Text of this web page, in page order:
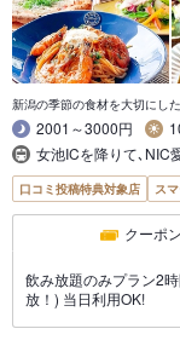
新潟の季節の食材を大切にし
2001～3000円
女池ICを降りて､NIC
口コミ投稿特典対象店 ス
クーポン
飲み放題のみプラン2
放！) 当日利用OK!